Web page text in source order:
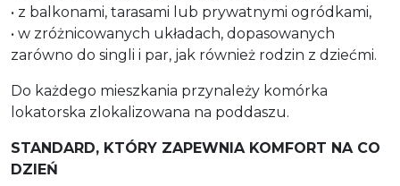
• z balkonami, tarasami lub prywatnymi ogródkami,
• w zróżnicowanych układach, dopasowanych
zarówno do singli i par, jak również rodzin z dziećmi.
Do każdego mieszkania przynależy komórka
lokatorska zlokalizowana na poddaszu.
STANDARD, KTÓRY ZAPEWNIA KOMFORT NA CO
DZIEŃ